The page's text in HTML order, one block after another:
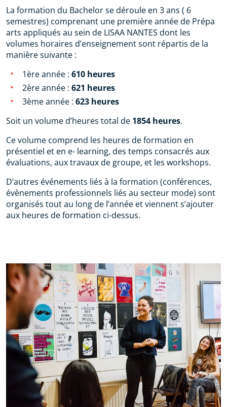
La formation du Bachelor se déroule en 3 ans ( 6
semestres) comprenant une première année de Prépa
arts appliqués au sein de LISAA NANTES dont les
volumes horaires d’enseignement sont répartis de la
manière suivante :
1ère année : 610 heures
2ère année : 621 heures
3ème année : 623 heures
Soit un volume d’heures total de 1854 heures.
Ce volume comprend les heures de formation en
présentiel et en e- learning, des temps consacrés aux
évaluations, aux travaux de groupe, et les workshops.
D’autres événements liés à la formation (conférences,
évènements professionnels liés au secteur mode) sont
organisés tout au long de l’année et viennent s’ajouter
aux heures de formation ci-dessus.